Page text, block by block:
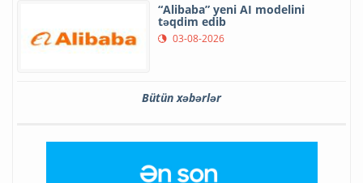
“Alibaba” yeni AI modelini
təqdim edib
03-08-2026
Bütün xəbərlər